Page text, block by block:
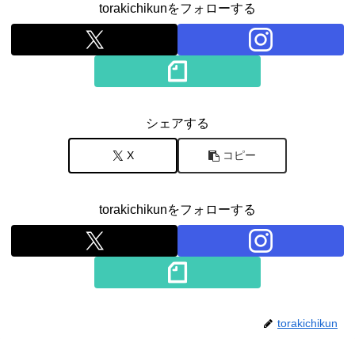
torakichikunをフォローする
シェアする
X コピー
torakichikunをフォローする
torakichikun